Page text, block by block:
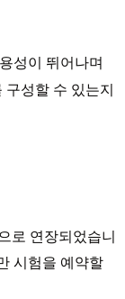
성이 뛰어나며
성할 수 있는지
로 연장되었습니
시험을 예약할